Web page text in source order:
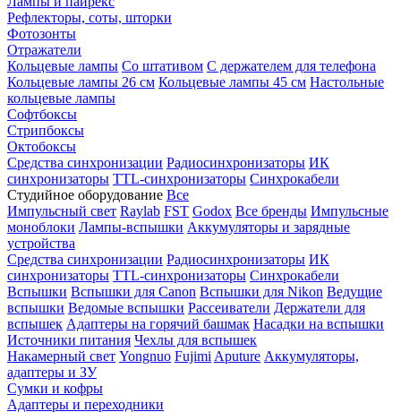
Рефлекторы, соты, шторки
Фотозонты
Отражатели
Кольцевые лампы Со штативом С держателем для телефона
Кольцевые лампы 26 см Кольцевые лампы 45 см Настольные
кольцевые лампы
Софтбоксы
Стрипбоксы
Октобоксы
Средства синхронизации Радиосинхронизаторы ИК
синхронизаторы TTL-синхронизаторы Синхрокабели
Студийное оборудование Все
Импульсный свет Raylab FST Godox Все бренды Импульсные
моноблоки Лампы-вспышки Аккумуляторы и зарядные
устройства
Средства синхронизации Радиосинхронизаторы ИК
синхронизаторы TTL-синхронизаторы Синхрокабели
Вспышки Вспышки для Canon Вспышки для Nikon Ведущие
вспышки Ведомые вспышки Рассеиватели Держатели для
вспышек Адаптеры на горячий башмак Насадки на вспышки
Источники питания Чехлы для вспышек
Накамерный свет Yongnuo Fujimi Aputure Аккумуляторы,
адаптеры и ЗУ
Сумки и кофры
Адаптеры и переходники